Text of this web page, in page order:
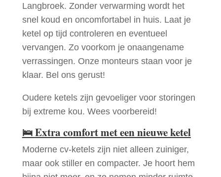
Langbroek. Zonder verwarming wordt het
snel koud en oncomfortabel in huis. Laat je
ketel op tijd controleren en eventueel
vervangen. Zo voorkom je onaangename
verrassingen. Onze monteurs staan voor je
klaar. Bel ons gerust!
Oudere ketels zijn gevoeliger voor storingen
bij extreme kou. Wees voorbereid!
🛌Extra comfort met een nieuwe ketel
Moderne cv-ketels zijn niet alleen zuiniger,
maar ook stiller en compacter. Je hoort hem